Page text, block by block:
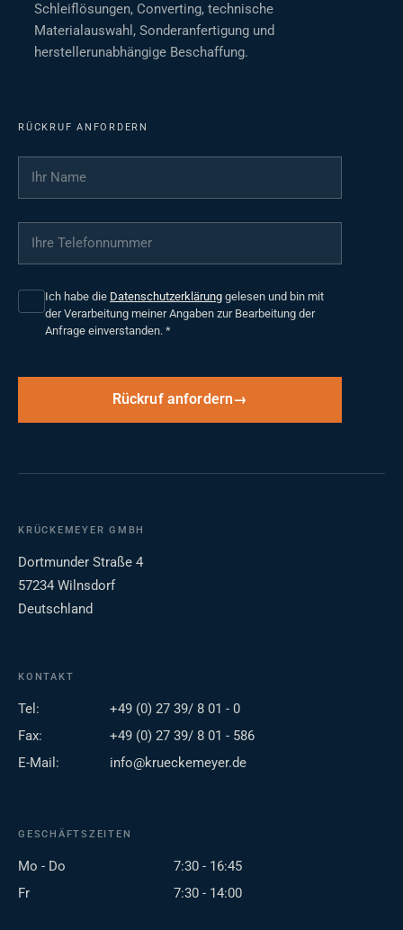
Schleiflösungen, Converting, technische
Materialauswahl, Sonderanfertigung und
herstellerunabhängige Beschaffung.
RÜCKRUF ANFORDERN
Ihr Name
Ihre Telefonnummer
Ich habe die Datenschutzerklärung gelesen und bin mit
der Verarbeitung meiner Angaben zur Bearbeitung der
Anfrage einverstanden. *
Rückruf anfordern
KRÜCKEMEYER GMBH
Dortmunder Straße 4
57234 Wilnsdorf
Deutschland
KONTAKT
Tel:
+49 (0) 27 39/ 8 01 - 0
Fax:
+49 (0) 27 39/ 8 01 - 586
E-Mail:
info@krueckemeyer.de
GESCHÄFTSZEITEN
Mo - Do
7:30 - 16:45
Fr
7:30 - 14:00